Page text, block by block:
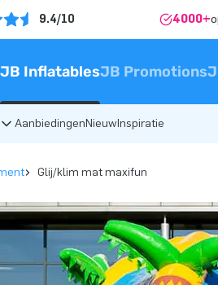
9.4/10 4000+
JB InflatablesJB Promotions
AanbiedingenNieuwInspiratie
Glij/klim mat maxifun